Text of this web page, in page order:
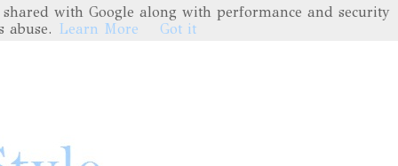
with Google along with performance and security
abuse. Learn More Got it